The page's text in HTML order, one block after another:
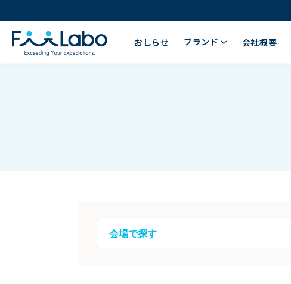
おしらせ ブランド 会社概要